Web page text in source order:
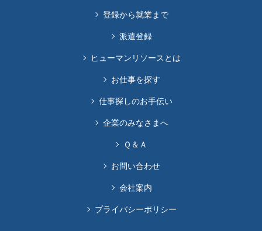
登録から就業まで
派遣登録
ヒューマンリソースとは
お仕事を探す
仕事探しのお手伝い
企業のみなさまへ
Ｑ＆Ａ
お問い合わせ
会社案内
プライバシーポリシー